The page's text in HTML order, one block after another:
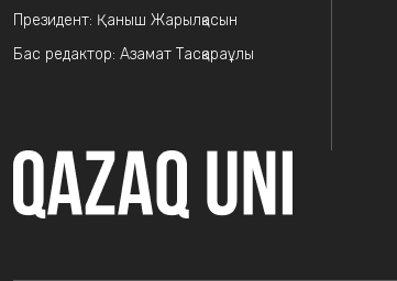
Президент: Қаныш Жарылқасын
Бас редактор: Азамат Тасқараұлы